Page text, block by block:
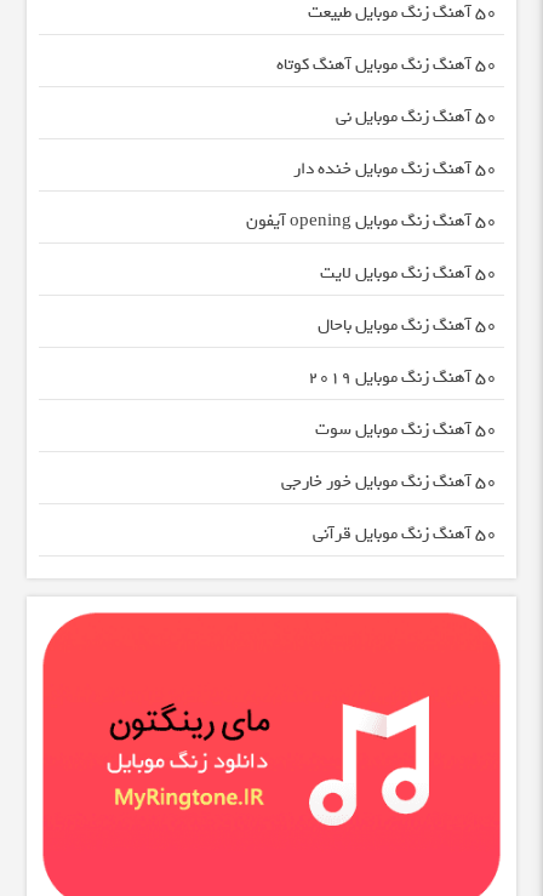
50 آهنگ زنگ موبایل طبیعت
50 آهنگ زنگ موبایل آهنگ کوتاه
50 آهنگ زنگ موبایل نی
50 آهنگ زنگ موبایل خنده دار
50 آهنگ زنگ موبایل opening آیفون
50 آهنگ زنگ موبایل لایت
50 آهنگ زنگ موبایل باحال
50 آهنگ زنگ موبایل 2019
50 آهنگ زنگ موبایل سوت
50 آهنگ زنگ موبایل خور خارجی
50 آهنگ زنگ موبایل قرآنی